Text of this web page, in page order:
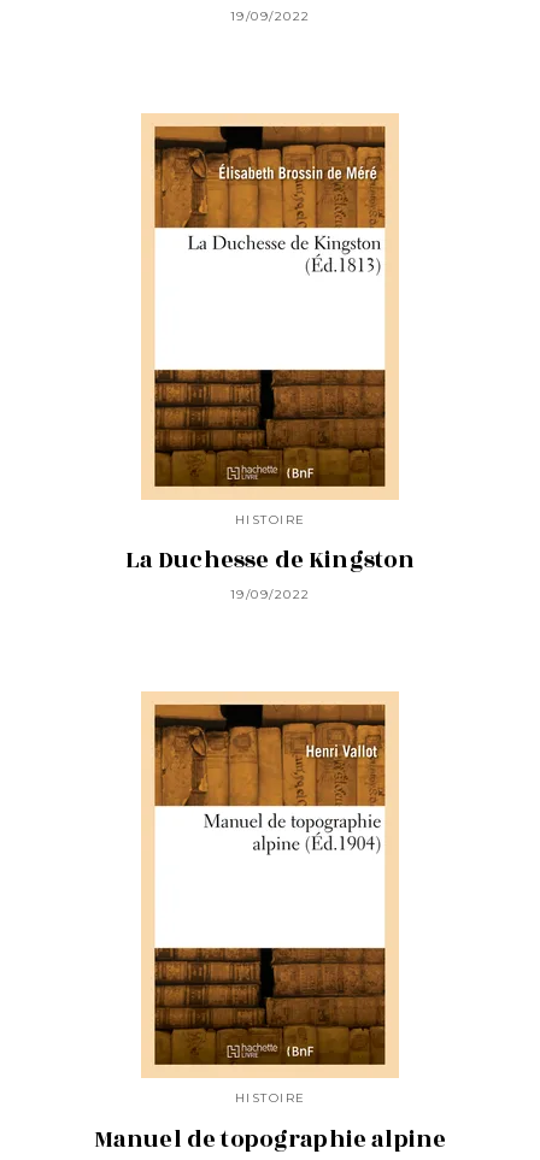
19/09/2022
HISTOIRE
La Duchesse de Kingston
19/09/2022
HISTOIRE
Manuel de topographie alpine